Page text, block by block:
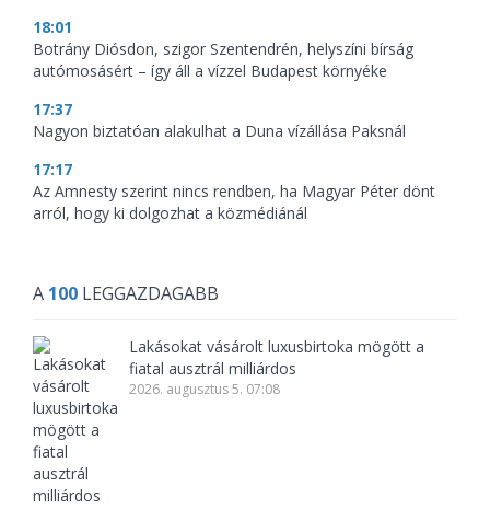
18:01
Botrány Diósdon, szigor Szentendrén, helyszíni bírság
autómosásért – így áll a vízzel Budapest környéke
17:37
Nagyon biztatóan alakulhat a Duna vízállása Paksnál
17:17
Az Amnesty szerint nincs rendben, ha Magyar Péter dönt
arról, hogy ki dolgozhat a közmédiánál
A 100 LEGGAZDAGABB
Lakásokat vásárolt luxusbirtoka mögött a
fiatal ausztrál milliárdos
2026. augusztus 5. 07:08